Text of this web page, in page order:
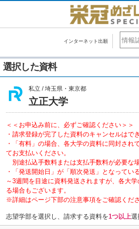
インターネット出願 情報
選択した資料
私立 / 埼玉県・東京都
立正大学
＜＜お申込み前に、必ずご確認ください＞＞
・請求登録が完了した資料のキャンセルはで
・「有料」の場合、各大学の資料に同封され
てお支払いください。
別途払込手数料または支払手数料が必要な
・「発送開始日」が「順次発送」となってい
～3週間を目途に資料発送されますが、各大
る場合もございます。
※詳細はページ下部の注意事項をご確認くださ
志望学部を選択し、請求する資料を1つ以上選